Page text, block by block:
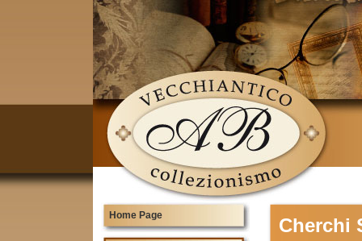
Home Page Cherchi